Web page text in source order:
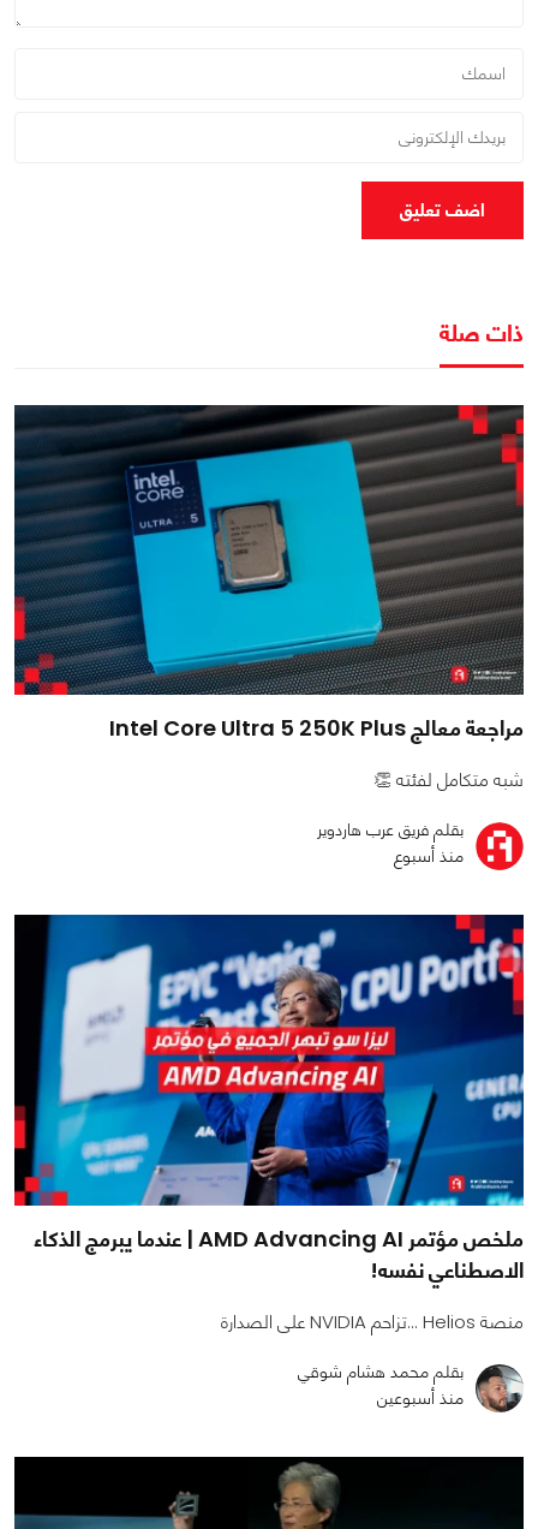
اضف تعليق
ذات صلة
مراجعة معالج Intel Core Ultra 5 250K Plus
شبه متكامل لفئته 👏
بقلم فريق عرب هاردوير
منذ أسبوع
ملخص مؤتمر AMD Advancing AI | عندما يبرمج الذكاء
الاصطناعي نفسه!
منصة Helios ...تزاحم NVIDIA على الصدارة
بقلم محمد هشام شوقي
منذ أسبوعين